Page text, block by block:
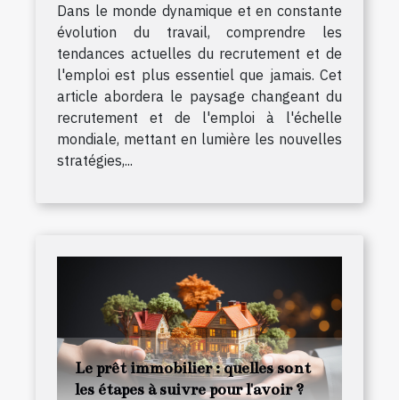
Dans le monde dynamique et en constante
évolution du travail, comprendre les
tendances actuelles du recrutement et de
l'emploi est plus essentiel que jamais. Cet
article abordera le paysage changeant du
recrutement et de l'emploi à l'échelle
mondiale, mettant en lumière les nouvelles
stratégies,...
Le prêt immobilier : quelles sont
les étapes à suivre pour l'avoir ?